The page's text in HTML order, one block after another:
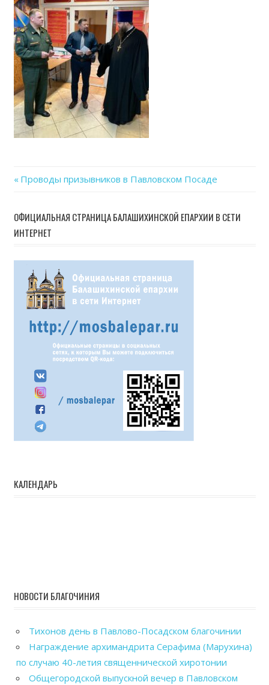
по
записям
Previous
Проводы призывников в Павловском Посаде
ОФИЦИАЛЬНАЯ СТРАНИЦА БАЛАШИХИНСКОЙ ЕПАРХИИ В СЕТИ
ИНТЕРНЕТ
КАЛЕНДАРЬ
НОВОСТИ БЛАГОЧИНИЯ
Тихонов день в Павлово-Посадском благочинии
Награждение архимандрита Серафима (Марухина)
по случаю 40-летия священнической хиротонии
Общегородской выпускной вечер в Павловском